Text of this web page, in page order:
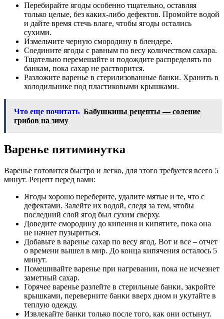
Перебирайте ягоды особенно тщательно, оставляя
только целые, без каких-либо дефектов. Промойте водой
и дайте время стечь влаге, чтобы ягоды остались
сухими.
Измельчите черную смородину в блендере.
Соедините ягоды с равным по весу количеством сахара.
Тщательно перемешайте и подождите распределять по
банкам, пока сахар не растворится.
Разложите варенье в стерилизованные банки. Хранить в
холодильнике под пластиковыми крышками.
Что еще почитать Бабушкины рецепты — соление
грибов на зиму
Варенье пятиминутка
Варенье готовится быстро и легко, для этого требуется всего 5
минут. Рецепт перед вами:
Ягоды хорошо переберите, удалите мятые и те, что с
дефектами. Залейте их водой, следя за тем, чтобы
последний слой ягод был сухим сверху.
Доведите смородину до кипения и кипятите, пока она
не начнет пузыриться.
Добавьте в варенье сахар по весу ягод. Вот и все – отчет
о времени вышел в мир. До конца кипячения осталось 5
минут.
Помешивайте варенье при нагревании, пока не исчезнет
заметный сахар.
Горячее варенье разлейте в стерильные банки, закройте
крышками, переверните банки вверх дном и укутайте в
теплую одежду.
Извлекайте банки только после того, как они остынут.